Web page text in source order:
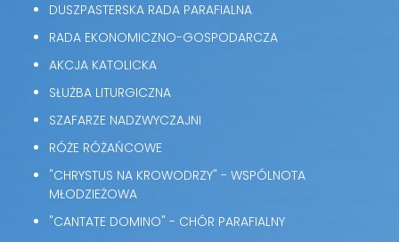
DUSZPASTERSKA RADA PARAFIALNA
RADA EKONOMICZNO-GOSPODARCZA
AKCJA KATOLICKA
SŁUŻBA LITURGICZNA
SZAFARZE NADZWYCZAJNI
RÓŻE RÓŻAŃCOWE
"CHRYSTUS NA KROWODRZY" - WSPÓLNOTA
MŁODZIEŻOWA
"CANTATE DOMINO" - CHÓR PARAFIALNY